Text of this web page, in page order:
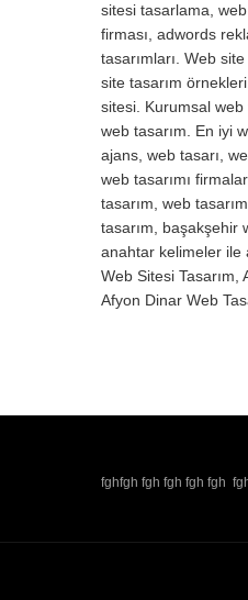
sitesi tasarlama,
firması, adwords
tasarımları. Web
site tasarım
sitesi. Kurumsal web
web tasarım. En iyi
ajans, web tasarı,
web tasarımı
tasarım, web
tasarım, başakşehir
anahtar kelimeler ile
Web Sitesi Tasarım,
Afyon Dinar Web
fghfgh fgh fgh fgh fgh